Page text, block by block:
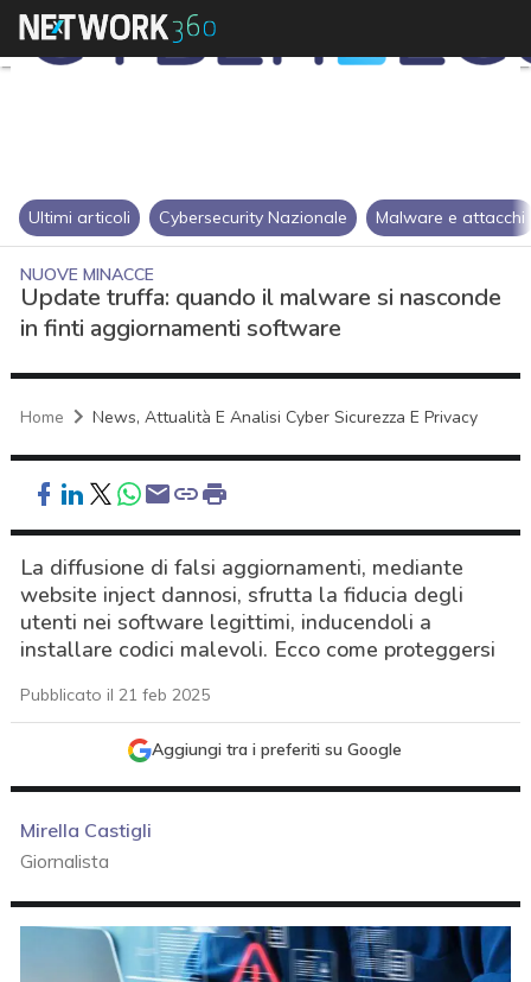
Ultimi articoli Cybersecurity Nazionale Malware e attacchi
NUOVE MINACCE
Update truffa: quando il malware si nasconde
in finti aggiornamenti software
Home News, Attualità E Analisi Cyber Sicurezza E Privacy
La diffusione di falsi aggiornamenti, mediante
website inject dannosi, sfrutta la fiducia degli
utenti nei software legittimi, inducendoli a
installare codici malevoli. Ecco come proteggersi
Pubblicato il 21 feb 2025
Aggiungi tra i preferiti su Google
Mirella Castigli
Giornalista